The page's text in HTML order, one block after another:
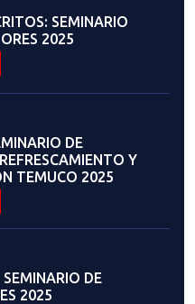
SEMINARIO
2025
DE
Y
TEMUCO 2025
SEMINARIO DE
2025